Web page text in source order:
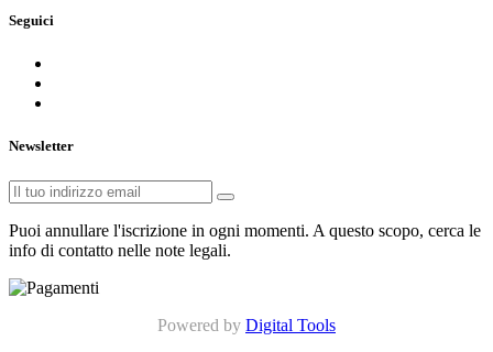
Seguici
Newsletter
Puoi annullare l'iscrizione in ogni momenti. A questo scopo, cerca le
info di contatto nelle note legali.
Powered by Digital Tools